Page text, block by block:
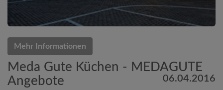
Mehr Informationen
Meda Gute Küchen - MEDAGUTE
Angebote
06.04.2016